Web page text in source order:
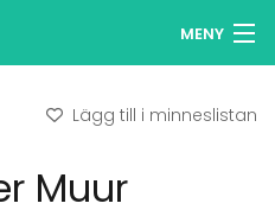
MENY
in
Lägg till i minneslistan
Muur